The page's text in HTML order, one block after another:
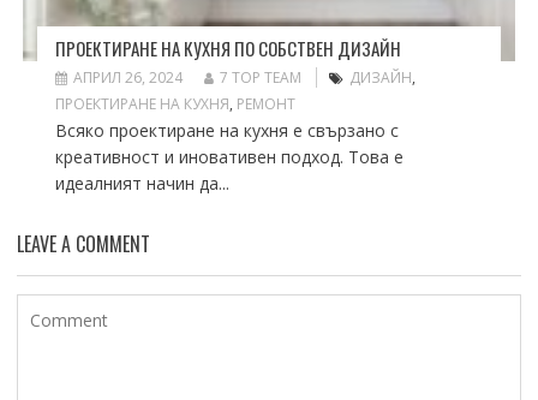
ПРОЕКТИРАНЕ НА КУХНЯ ПО СОБСТВЕН ДИЗАЙН
АПРИЛ 26, 2024 7 TOP TEAM ДИЗАЙН,
ПРОЕКТИРАНЕ НА КУХНЯ, РЕМОНТ
Всяко проектиране на кухня е свързано с
креативност и иновативен подход. Това е
идеалният начин да...
LEAVE A COMMENT